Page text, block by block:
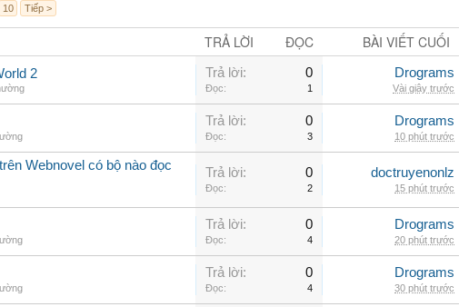
10 Tiếp >
TRẢ LỜI ĐỌC BÀI VIẾT CUỐI
2 Trả lời: 0
Đọc: 1
Drograms
Vài giây trước
Trả lời: 0
Đọc: 3
Drograms
10 phút trước
Webnovel có bộ nào đọc
Trả lời: 0
Đọc: 2
doctruyenonlz
15 phút trước
Trả lời: 0
Đọc: 4
Drograms
20 phút trước
Trả lời: 0
Đọc: 4
Drograms
30 phút trước